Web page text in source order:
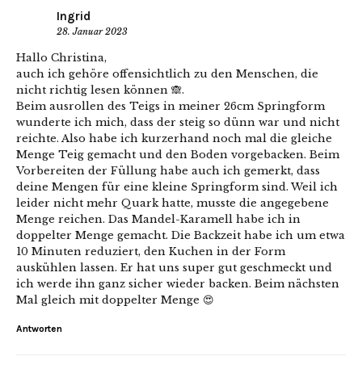
Ingrid
28. Januar 2023
Hallo Christina,
auch ich gehöre offensichtlich zu den Menschen, die
nicht richtig lesen können 🙈.
Beim ausrollen des Teigs in meiner 26cm Springform
wunderte ich mich, dass der steig so dünn war und nicht
reichte. Also habe ich kurzerhand noch mal die gleiche
Menge Teig gemacht und den Boden vorgebacken. Beim
Vorbereiten der Füllung habe auch ich gemerkt, dass
deine Mengen für eine kleine Springform sind. Weil ich
leider nicht mehr Quark hatte, musste die angegebene
Menge reichen. Das Mandel-Karamell habe ich in
doppelter Menge gemacht. Die Backzeit habe ich um etwa
10 Minuten reduziert, den Kuchen in der Form
auskühlen lassen. Er hat uns super gut geschmeckt und
ich werde ihn ganz sicher wieder backen. Beim nächsten
Mal gleich mit doppelter Menge 😍
Antworten